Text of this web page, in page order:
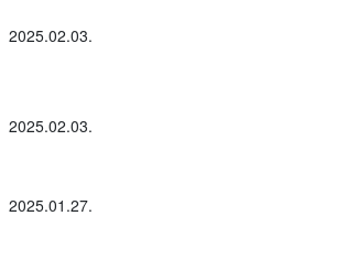
2025.02.03.
2025.02.03.
2025.01.27.